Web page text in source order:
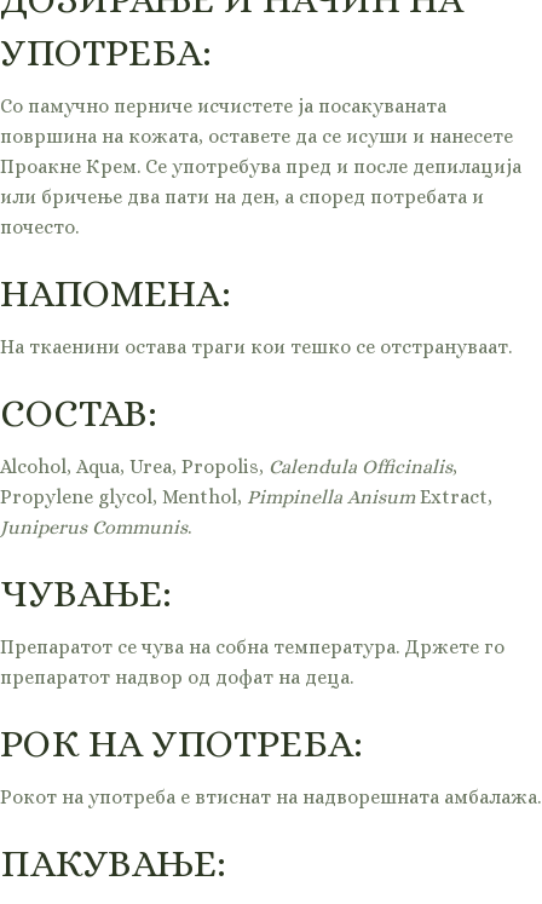
УПОТРЕБА:
Со памучно перниче исчистете ја посакуваната
површина на кожата, оставете да се исуши и нанесете
Проакне Крем. Се употребува пред и после депилација
или бричење два пати на ден, а според потребата и
почесто.
НАПОМЕНА:
На ткаенини остава траги кои тешко се отстрануваат.
СОСТАВ:
Alcohol, Aqua, Urea, Propolis, Calendula Officinalis,
Propylene glycol, Menthol, Pimpinella AnisumExtract,
Juniperus Communis.
ЧУВАЊЕ:
Препаратот се чува на собна температура. Држете го
препаратот надвор од дофат на деца.
РОК НА УПОТРЕБА:
Рокот на употреба е втиснат на надворешната амбалажа.
ПАКУВАЊЕ: